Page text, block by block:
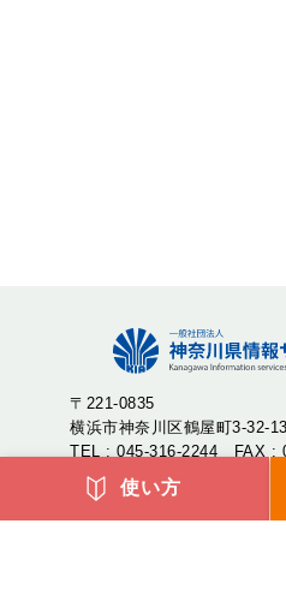
〒221-0835
横浜市神奈川区鶴屋町3-32-
TEL : 045-316-2244 FAX :
神奈川県情報サービス産業協会
使い方